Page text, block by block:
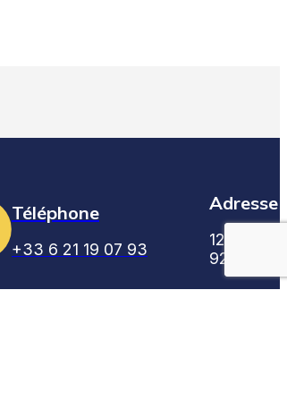
Téléphone
+33 6 21 19 07 93
Adresse
125 av.
92200